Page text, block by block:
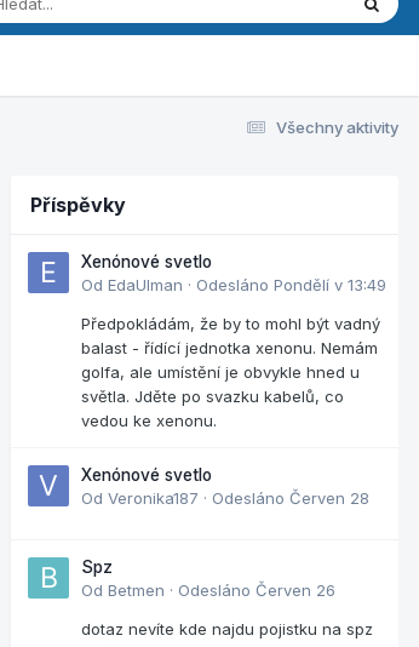
Všechny aktivity
Příspěvky
Xenónové svetlo
Od EdaUlman · Odesláno Pondělí v 13:49
Předpokládám, že by to mohl být vadný
balast - řídící jednotka xenonu. Nemám
golfa, ale umístění je obvykle hned u
světla. Jděte po svazku kabelů, co
vedou ke xenonu.
Xenónové svetlo
Od Veronika187 · Odesláno Červen 28
Spz
Od Betmen · Odesláno Červen 26
dotaz nevíte kde najdu pojistku na spz